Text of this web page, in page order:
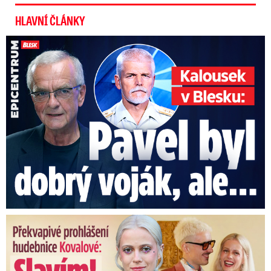
HLAVNÍ ČLÁNKY
Kalousek o prezidentovi: S Pavlem jsem se nesmířil!
Překvapivé prohlášení hudebnice Kovalové: Slavím! Manžel se ...